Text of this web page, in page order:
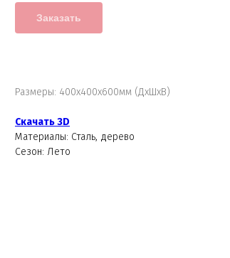
Заказать
Размеры: 400х400х600мм (ДхШхВ)
Скачать 3D
Материалы: Сталь, дерево
Сезон: Лето